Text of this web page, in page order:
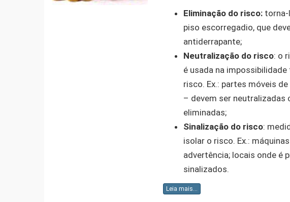
Eliminação do risco: torna-
piso escorregadio, que
antiderrapante;
Neutralização do risco: o
é usada na
risco. Ex.: partes móveis
– devem ser neutralizadas
eliminadas;
Sinalização do risco:
isolar o risco. Ex.:
advertência; locais onde é
sinalizados.
Leia mais...